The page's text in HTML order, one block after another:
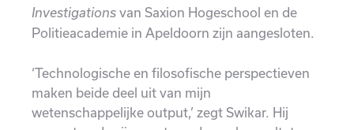
Investigations van Saxion Hogeschool en de
Politieacademie in Apeldoorn zijn aangesloten.
‘Technologische en filosofische perspectieven
maken beide deel uit van mijn
wetenschappelijke output,’ zegt Swikar. Hij